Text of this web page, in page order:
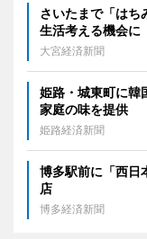
さいたまで「は
生活考える機会に
大宮経済新聞
姫路・城東町に
家庭の味を提供
姫路経済新聞
博多駅前に「西日
店
博多経済新聞